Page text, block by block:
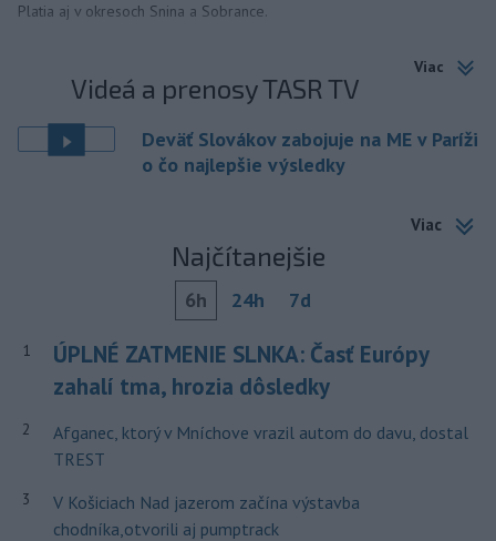
Platia aj v okresoch Snina a Sobrance.
Viac
Videá a prenosy TASR TV
Deväť Slovákov zabojuje na ME v Paríži
o čo najlepšie výsledky
Viac
Najčítanejšie
6h 24h 7d
1
ÚPLNÉ ZATMENIE SLNKA: Časť Európy
zahalí tma, hrozia dôsledky
2
Afganec, ktorý v Mníchove vrazil autom do davu, dostal
TREST
3
V Košiciach Nad jazerom začína výstavba
chodníka,otvorili aj pumptrack